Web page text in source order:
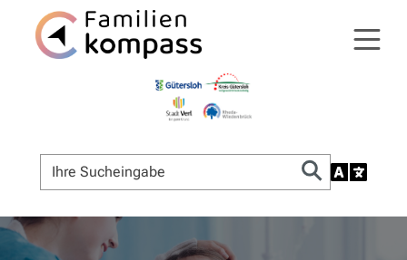
© Bildnachweis